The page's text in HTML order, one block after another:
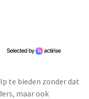
te bieden zonder dat
maar ook